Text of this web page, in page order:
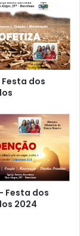
dos
Festa dos
2024